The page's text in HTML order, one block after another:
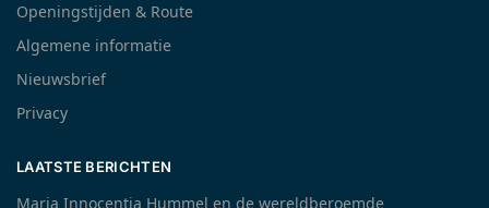
Openingstijden & Route
Algemene informatie
Nieuwsbrief
Privacy
LAATSTE BERICHTEN
Maria Innocentia Hummel en de wereldberoemde